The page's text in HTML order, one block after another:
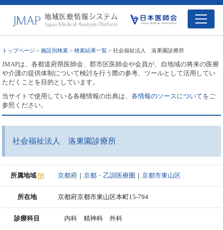
トップページ >施設別検索 >検索結果一覧 > 社会福祉法人 洛東園診療所
JMAPは、各都道府県医師会、郡市区医師会や会員が、自地域の将来の医療
や介護の提供体制について検討を行う際の参考、ツールとして活用してい
ただくことを目的としています。
当サイトで使用している各種情報の出典は、各情報のソースについてをご
参照ください。
社会福祉法人 洛東園診療所
所属地域 京都府 ｜京都・乙訓医療圏 ｜京都市東山区
所在地 京都府京都市東山区本町15-794
診療科目 内科 精神科 外科